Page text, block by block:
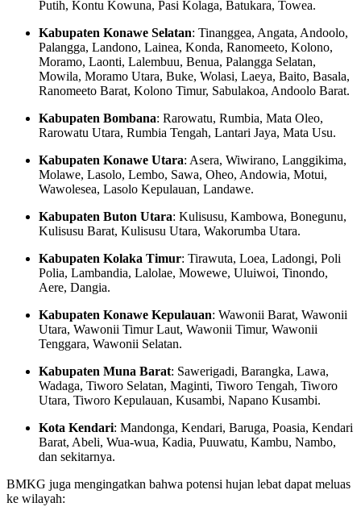
Putih, Kontu Kowuna, Pasi Kolaga, Batukara, Towea.
Kabupaten Konawe Selatan: Tinanggea, Angata, Andoolo,
Palangga, Landono, Lainea, Konda, Ranomeeto, Kolono,
Moramo, Laonti, Lalembuu, Benua, Palangga Selatan,
Mowila, Moramo Utara, Buke, Wolasi, Laeya, Baito, Basala,
Ranomeeto Barat, Kolono Timur, Sabulakoa, Andoolo Barat.
Kabupaten Bombana: Rarowatu, Rumbia, Mata Oleo,
Rarowatu Utara, Rumbia Tengah, Lantari Jaya, Mata Usu.
Kabupaten Konawe Utara: Asera, Wiwirano, Langgikima,
Molawe, Lasolo, Lembo, Sawa, Oheo, Andowia, Motui,
Wawolesea, Lasolo Kepulauan, Landawe.
Kabupaten Buton Utara: Kulisusu, Kambowa, Bonegunu,
Kulisusu Barat, Kulisusu Utara, Wakorumba Utara.
Kabupaten Kolaka Timur: Tirawuta, Loea, Ladongi, Poli
Polia, Lambandia, Lalolae, Mowewe, Uluiwoi, Tinondo,
Aere, Dangia.
Kabupaten Konawe Kepulauan: Wawonii Barat, Wawonii
Utara, Wawonii Timur Laut, Wawonii Timur, Wawonii
Tenggara, Wawonii Selatan.
Kabupaten Muna Barat: Sawerigadi, Barangka, Lawa,
Wadaga, Tiworo Selatan, Maginti, Tiworo Tengah, Tiworo
Utara, Tiworo Kepulauan, Kusambi, Napano Kusambi.
Kota Kendari: Mandonga, Kendari, Baruga, Poasia, Kendari
Barat, Abeli, Wua-wua, Kadia, Puuwatu, Kambu, Nambo,
dan sekitarnya.
BMKG juga mengingatkan bahwa potensi hujan lebat dapat meluas
ke wilayah: